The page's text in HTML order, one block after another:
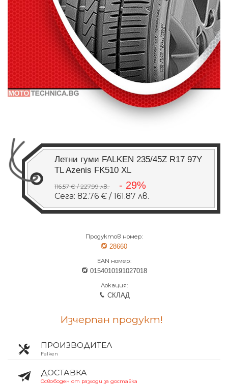
Летни гуми FALKEN 235/45Z R17 97Y
TL Azenis FK510 XL
116.57 € / 227.99 лв. - 29%
Сега: 82.76 € / 161.87 лв.
Продуктов номер:
28660
EAN номер:
0154010191027018
Локация:
СКЛАД
Изчерпан продукт!
ПРОИЗВОДИТЕЛ
Falken
ДОСТАВКА
Освободен от разходи за доставка